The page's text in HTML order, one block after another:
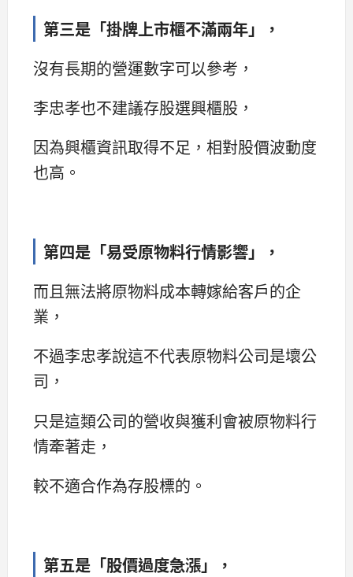
第三是「掛牌上市櫃不滿兩年」，
沒有長期的營運數字可以參考，
李忠孝也不建議存股選興櫃股，
因為興櫃資訊取得不足，相對股價波動度
也高。
第四是「易受原物料行情影響」，
而且無法將原物料成本轉嫁給客戶的企
業，
不過李忠孝說這不代表原物料公司是壞公
司，
只是這類公司的營收與獲利會被原物料行
情牽著走，
較不適合作為存股標的。
第五是「股價過度急漲」，